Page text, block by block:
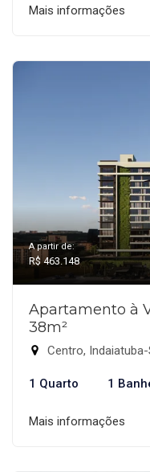
Mais informações
A partir de:
R$ 463.148
Apartamento à
38m²
Centro, Indaiatuba-
1 Quarto 1
Mais informações